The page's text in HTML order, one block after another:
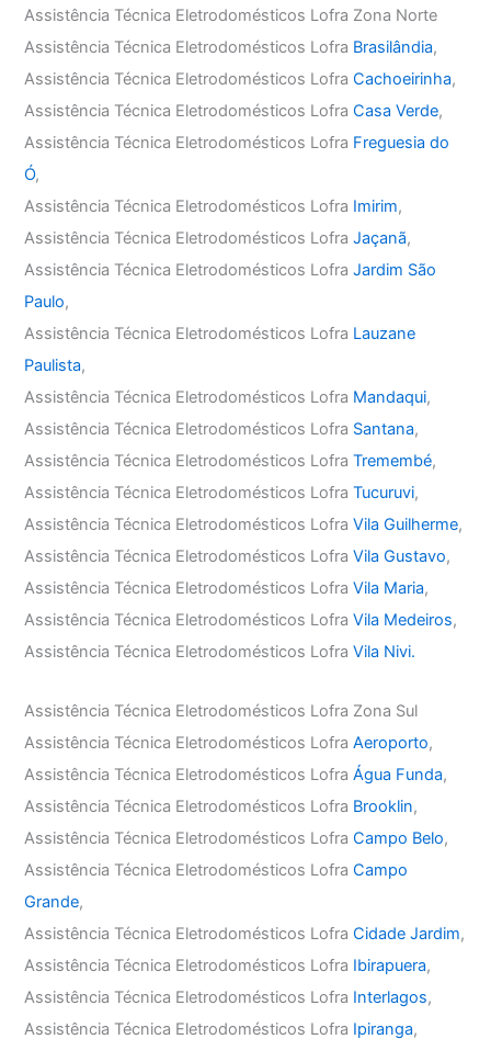
Assistência Técnica Eletrodomésticos Lofra Zona Norte
Assistência Técnica Eletrodomésticos Lofra Brasilândia,
Assistência Técnica Eletrodomésticos LofraCachoeirinha,
Assistência Técnica Eletrodomésticos LofraCasa Verde,
Assistência Técnica Eletrodomésticos Lofra Freguesia do
Ó,
Assistência Técnica Eletrodomésticos Lofra Imirim,
Assistência Técnica Eletrodomésticos LofraJaçanã,
Assistência Técnica Eletrodomésticos LofraJardim São
Paulo,
Assistência Técnica Eletrodomésticos Lofra Lauzane
Paulista,
Assistência Técnica Eletrodomésticos Lofra Mandaqui,
Assistência Técnica Eletrodomésticos Lofra Santana,
Assistência Técnica Eletrodomésticos LofraTremembé,
Assistência Técnica Eletrodomésticos LofraTucuruvi,
Assistência Técnica Eletrodomésticos LofraVila Guilherme,
Assistência Técnica Eletrodomésticos LofraVila Gustavo,
Assistência Técnica Eletrodomésticos LofraVila Maria,
Assistência Técnica Eletrodomésticos LofraVila Medeiros,
Assistência Técnica Eletrodomésticos LofraVila Nivi.
Assistência Técnica Eletrodomésticos Lofra Zona Sul
Assistência Técnica Eletrodomésticos LofraAeroporto,
Assistência Técnica Eletrodomésticos LofraÁgua Funda,
Assistência Técnica Eletrodomésticos Lofra Brooklin,
Assistência Técnica Eletrodomésticos LofraCampo Belo,
Assistência Técnica Eletrodomésticos LofraCampo
Grande,
Assistência Técnica Eletrodomésticos LofraCidade Jardim,
Assistência Técnica Eletrodomésticos Lofra Ibirapuera,
Assistência Técnica Eletrodomésticos Lofra Interlagos,
Assistência Técnica Eletrodomésticos Lofra Ipiranga,